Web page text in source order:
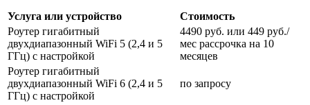
Услуга или устройство
Стоимость
Роутер гигабитный
двухдиапазонный WiFi 5 (2,4 и 5
ГГц) с настройкой
4490 руб. или 449 руб./
мес рассрочка на 10
месяцев
Роутер гигабитный
двухдиапазонный WiFi 6 (2,4 и 5
ГГц) с настройкой
по запросу